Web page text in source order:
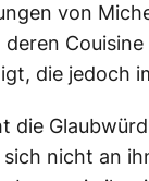
von
die jedoch
die
nicht an